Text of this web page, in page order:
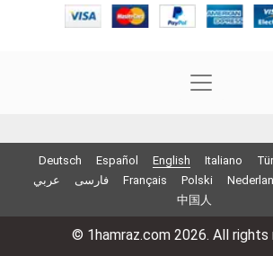
Deutsch Español English Italiano
عربي
فارسی Français Polski
中国人
© 1hamraz.com 2026. All rights